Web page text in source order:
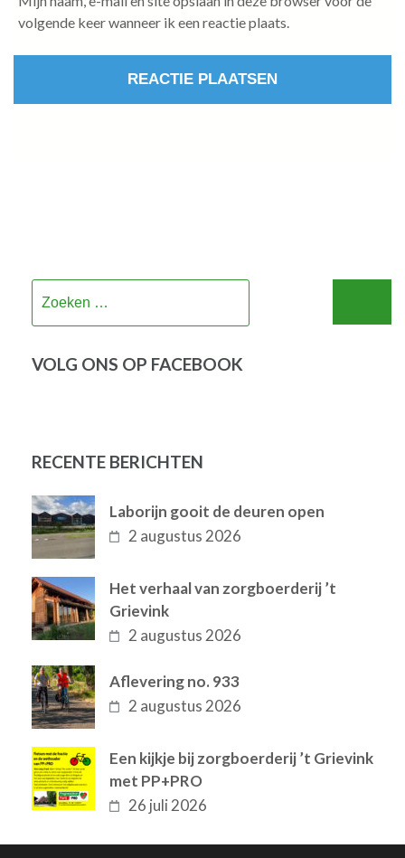
volgende keer wanneer ik een reactie plaats.
VOLG ONS OP FACEBOOK
RECENTE BERICHTEN
Laborijn gooit de deuren open
2 augustus 2026
Het verhaal van zorgboerderij ’t
Grievink
2 augustus 2026
Aflevering no. 933
2 augustus 2026
Een kijkje bij zorgboerderij ’t Grievink
met PP+PRO
26 juli 2026